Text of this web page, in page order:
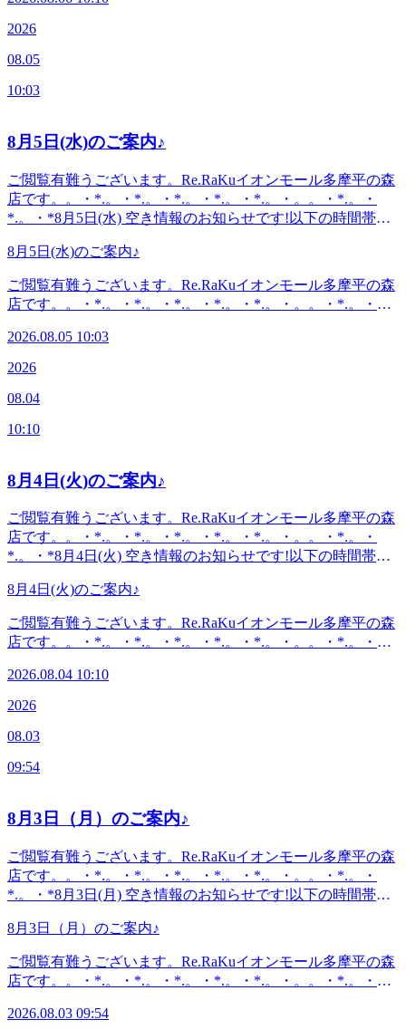
ス〉JR中央線豊田駅から徒歩5分八王子駅・日野駅・立川駅
からもアクセス◎高幡不動・南平からは車でのご利用がオス
スメ♪飛鳥ドライビングスクール・多摩平図書館から徒歩10
分圏内。〈電話番号〉042-843-1147※オンラインで△や×と
空きがございます。11:30-13:3016:40-19:30 がご案内可能とな
っております。。・*.。・*.。・*.。・*.。・*.。・。。・
*.。・*.。・*『肩甲骨ケア&amp;骨盤ストレッチ』を取り入
(20時20分最終受付)〈住所〉日野市多摩平2-4-1 イオンモール
ス〉JR中央線豊田駅から徒歩5分八王子駅・日野駅・立川駅
からもアクセス◎高幡不動・南平からは車でのご利用がオス
スメ♪飛鳥ドライビングスクール・多摩平図書館から徒歩10
分圏内。〈電話番号〉042-843-1147※オンラインで△や×と
表示されていてもご案内出来る場合があります。お気軽にお
2026
08.05
10:03
8月5日(水)のご案内♪
ご閲覧有難うございます。Re.RaKuイオンモール多摩平の森
店です。。・*.。・*.。・*.。・*.。・*.。・。。・*.。・
*.。・*8月5日(水) 空き情報のお知らせです!以下の時間帯に
す。。・*.。・*.。・*.。・*.。・*.。・。。・*.。・*.。・*
こんにちは。本日ブログ担当のオオタです。この夏いかがお
過ごしでしょうか？先日知り合いから流しそうめんの写真を
見せてもらいました。皆で竹を組み立てて流しそうめん台を
作ったようです。そうめん台の終わりのところに水を溜めた
難しいそうです。ゆるやか過ぎるとそうめんは流れないし、
と…。とは言え楽しそうでした。皆様も楽しい夏を送られて
いますでしょうか？お楽しみの前後にはぜひ「ボディケア」
骨ケア&amp;骨盤ストレッチ』を取り入れたリラク系ボディ
〈住所〉日野市多摩平2-4-1 イオンモール多摩平の森
3FRe.Ra.Ku イオンモール多摩平の森店〈アクセス〉JR中央
線豊田駅から徒歩5分八王子駅・日野駅・立川駅からもアク
セス◎高幡不動・南平からは車でのご利用がオススメ♪飛鳥
ドライビングスクール・多摩平図書館から徒歩10分圏内。
〈電話番号〉042-843-1147 ※オンラインで△や×と表示され
ていてもご案内出来る場合があります。お気軽にお問い合わ
8月5日(水)のご案内♪
ご閲覧有難うございます。Re.RaKuイオンモール多摩平の森
店です。。・*.。・*.。・*.。・*.。・*.。・。。・*.。・
空きがございます。10:10-21:00がご案内可能となっておりま
す。。・*.。・*.。・*.。・*.。・*.。・。。・*.。・*.。・*
過ごしでしょうか？先日知り合いから流しそうめんの写真を
作ったようです。そうめん台の終わりのところに水を溜めた
難しいそうです。ゆるやか過ぎるとそうめんは流れないし、
急すぎてもいけない。程よい加減に調節するのが難儀だ
と…。とは言え楽しそうでした。皆様も楽しい夏を送られて
いますでしょうか？お楽しみの前後にはぜひ「ボディケア」
で整えていきましょうね！良い1日をお過ごしください♪・
骨ケア&amp;骨盤ストレッチ』を取り入れたリラク系ボディ
〈住所〉日野市多摩平2-4-1 イオンモール多摩平の森
3FRe.Ra.Ku イオンモール多摩平の森店〈アクセス〉JR中央
セス◎高幡不動・南平からは車でのご利用がオススメ♪飛鳥
ドライビングスクール・多摩平図書館から徒歩10分圏内。
ていてもご案内出来る場合があります。お気軽にお問い合わ
せください^^
2026.08.05 10:03
2026
08.04
10:10
8月4日(火)のご案内♪
ご閲覧有難うございます。Re.RaKuイオンモール多摩平の森
店です。。・*.。・*.。・*.。・*.。・*.。・。。・*.。・
*.。・*8月4日(火) 空き情報のお知らせです!以下の時間帯に
内可能となっております。。・*.。・*.。・*.。・*.。・
*.。・。。・*.。・*.。・*・*.。・*.。・*.。・*.。・
*.。・。 。。・*.。・*.。・*『肩甲骨ケア&amp;骨盤ストレ
ッチ』を取り入れたリラク系ボディケア♪〈営業時間〉終
日:10時00分～21時(20時20分最終受付)〈住所〉日野市多摩平
平の森店〈アクセス〉JR中央線豊田駅から徒歩5分八王子
車でのご利用がオススメ♪飛鳥ドライビングスクール・多摩
平図書館から徒歩10分圏内。〈電話番号〉042-843-1147※オ
8月4日(火)のご案内♪
ご閲覧有難うございます。Re.RaKuイオンモール多摩平の森
店です。。・*.。・*.。・*.。・*.。・*.。・。。・*.。・
空きがございます。10:10-11:1012:00-14:5017:00-19:00がご案
内可能となっております。。・*.。・*.。・*.。・*.。・
*.。・。 。。・*.。・*.。・*『肩甲骨ケア&amp;骨盤ストレ
日:10時00分～21時(20時20分最終受付)〈住所〉日野市多摩平
平の森店〈アクセス〉JR中央線豊田駅から徒歩5分八王子
駅・日野駅・立川駅からもアクセス◎高幡不動・南平からは
車でのご利用がオススメ♪飛鳥ドライビングスクール・多摩
平図書館から徒歩10分圏内。〈電話番号〉042-843-1147※オ
ンラインで△や×と表示されていてもご案内出来る場合があ
2026.08.04 10:10
2026
08.03
09:54
8月3日（月）のご案内♪
ご閲覧有難うございます。Re.RaKuイオンモール多摩平の森
店です。。・*.。・*.。・*.。・*.。・*.。・。。・*.。・
*.。・*8月3日(月) 空き情報のお知らせです!以下の時間帯に
す。。・*.。・*.。・*.。・*.。・*.。・。。・*.。・*.。・*
こんにちは。本日ブログ担当のオオタです。久しぶりの雨模
様ですね。いかがお過ごしでしょうか？夏の暑さで疲れやす
かったり、のぼせたりする方もいらっしゃると思います。そ
んな方にオススメなのが「爽快ヘッドスパ」です。マイナス
8月3日（月）のご案内♪
ご閲覧有難うございます。Re.RaKuイオンモール多摩平の森
店です。。・*.。・*.。・*.。・*.。・*.。・。。・*.。・
空きがございます。10:10-21:00がご案内可能となっておりま
2026.08.03 09:54